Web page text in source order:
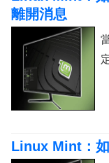
離開消息
Linux Mint：